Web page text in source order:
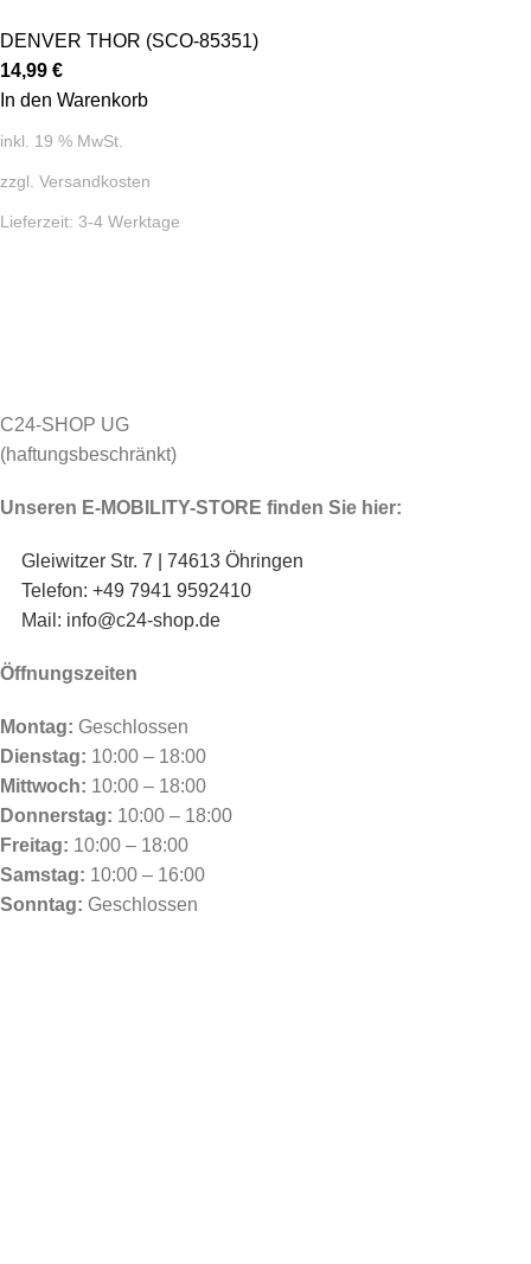
DENVER THOR (SCO-85351)
14,99 €
In den Warenkorb
inkl. 19 % MwSt.
zzgl. Versandkosten
Lieferzeit: 3-4 Werktage
C24-SHOP UG
(haftungsbeschränkt)
Unseren E-MOBILITY-STORE finden Sie hier:
Gleiwitzer Str. 7 | 74613 Öhringen
Telefon: +49 7941 9592410
Mail: info@c24-shop.de
Öffnungszeiten
Montag: Geschlossen
Dienstag: 10:00 – 18:00
Mittwoch: 10:00 – 18:00
Donnerstag: 10:00 – 18:00
Freitag: 10:00 – 18:00
Samstag: 10:00 – 16:00
Sonntag: Geschlossen